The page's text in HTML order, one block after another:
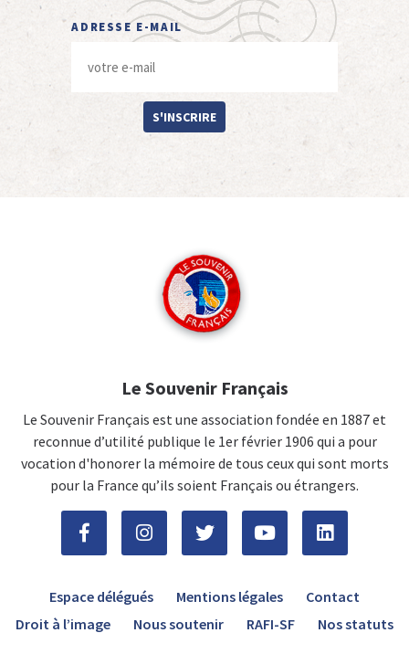
ADRESSE E-MAIL
S'INSCRIRE
Le Souvenir Français
Le Souvenir Français est une association fondée en 1887 et
reconnue d’utilité publique le 1er février 1906 qui a pour
vocation d'honorer la mémoire de tous ceux qui sont morts
pour la France qu’ils soient Français ou étrangers.
Espace délégués Mentions légales
Contact
Droit à l’image
Nous soutenir RAFI-SF Nos statuts